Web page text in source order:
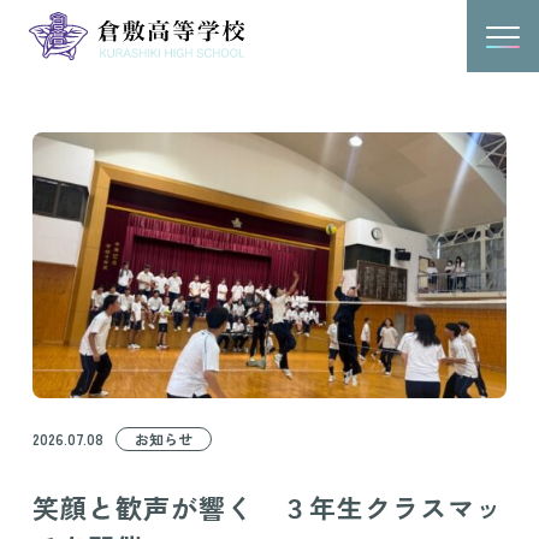
2026.07.08 お知らせ
笑顔と歓声が響く ３年生クラスマッ